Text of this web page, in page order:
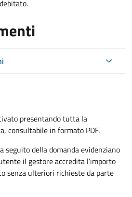
presentando tutta la
consultabile in formato PDF.
seguito della domanda evidenziano
il gestore accredita l’importo
senza ulteriori richieste da parte